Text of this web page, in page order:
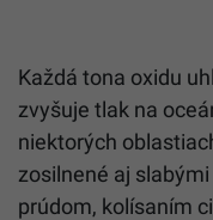
Každá tona oxidu
zvyšuje tlak na
niektorých
zosilnené aj
prúdom, kolísaním